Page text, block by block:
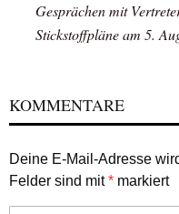
Gesprächen mit
Stickstoffpläne am 5.
KOMMENTARE
Deine E-Mail-Adresse
Felder sind mit* markiert